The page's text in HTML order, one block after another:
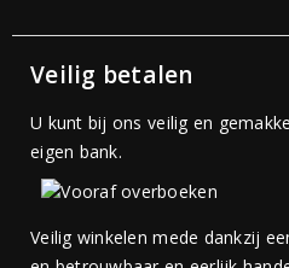
Veilig betalen
U kunt bij ons veilig en
eigen bank.
Veilig winkelen mede dankzij